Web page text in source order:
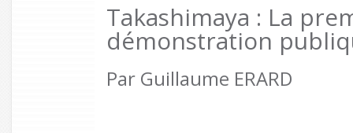
Takashimaya : La
démonstration
Par Guillaume ERARD